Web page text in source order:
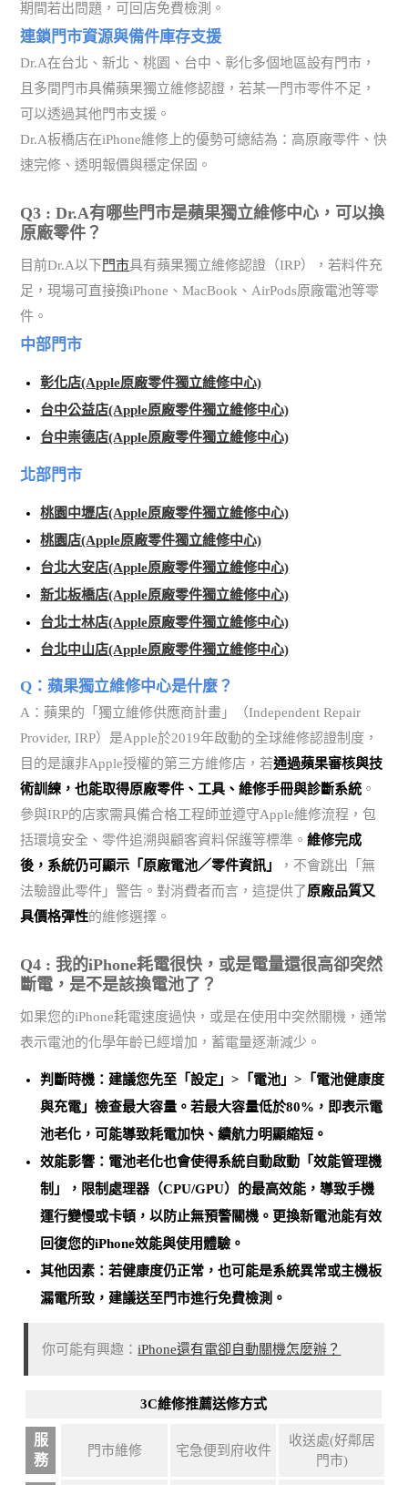
期間若出問題，可回店免費檢測。
連鎖門市資源與備件庫存支援
Dr.A在台北、新北、桃園、台中、彰化多個地區設有門市，
且多間門市具備蘋果獨立維修認證，若某一門市零件不足，
可以透過其他門市支援。
Dr.A板橋店在iPhone維修上的優勢可總結為：高原廠零件、快
速完修、透明報價與穩定保固。
Q3 : Dr.A有哪些門市是蘋果獨立維修中心，可以換
原廠零件？
目前Dr.A以下 門市具有蘋果獨立維修認證（IRP），若料件充
足，現場可直接換iPhone、MacBook、AirPods原廠電池等零
件。
中部門市
彰化店(Apple原廠零件獨立維修中心)
台中公益店(Apple原廠零件獨立維修中心)
台中崇德店(Apple原廠零件獨立維修中心)
北部門市
桃園中壢店(Apple原廠零件獨立維修中心)
桃園店(Apple原廠零件獨立維修中心)
台北大安店(Apple原廠零件獨立維修中心)
新北板橋店(Apple原廠零件獨立維修中心)
台北士林店(Apple原廠零件獨立維修中心)
台北中山店(Apple原廠零件獨立維修中心)
Q：蘋果獨立維修中心是什麼？
A：蘋果的「獨立維修供應商計畫」（Independent Repair
Provider, IRP）是Apple於2019年啟動的全球維修認證制度，
目的是讓非Apple授權的第三方維修店，若通過蘋果審核與技
術訓練，也能取得原廠零件、工具、維修手冊與診斷系統 。
參與IRP的店家需具備合格工程師並遵守Apple維修流程，包
括環境安全、零件追溯與顧客資料保護等標準。維修完成
後，系統仍可顯示「原廠電池／零件資訊」
，不會跳出「無
法驗證此零件」警告。對消費者而言，這提供了原廠品質又
具價格彈性的維修選擇。
Q4 : 我的iPhone耗電很快，或是電量還很高卻突然
斷電，是不是該換電池了？
如果您的iPhone耗電速度過快，或是在使用中突然關機，通常
表示電池的化學年齡已經增加，蓄電量逐漸減少。
判斷時機：建議您先至「設定」>「電池」>「電池健康度
與充電」檢查最大容量。若最大容量低於80%，即表示電
池老化 ，可能導致耗電加快、續航力明顯縮短。
效能影響：電池老化也會使得系統自動啟動「效能管理機
制」，限制處理器（CPU/GPU）的最高效能，導致手機
運行變慢或卡頓，以防止無預警關機。 更換新電池能有效
回復您的iPhone效能與使用體驗 。
其他因素：若健康度仍正常，也可能是系統異常或主機板
漏電所致 ，建議送至門市進行免費檢測。
你可能有興趣：iPhone還有電卻自動關機怎麼辦？
3C維修推薦送修方式
服
務
門市維修 宅急便到府收件
收送處(好鄰居
門市)